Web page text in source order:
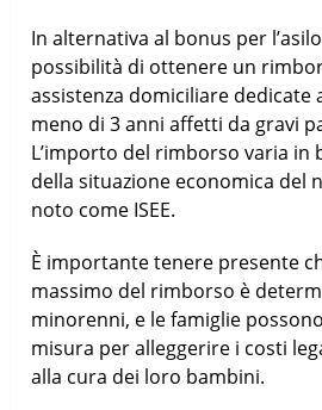
In alternativa al bonus per
possibilità di ottenere un
assistenza domiciliare dedicate
meno di 3 anni affetti da gravi
L’importo del rimborso varia in
della situazione economica del
noto come ISEE.
È importante tenere presente
massimo del rimborso è
minorenni, e le famiglie
misura per alleggerire i costi
alla cura dei loro bambini.